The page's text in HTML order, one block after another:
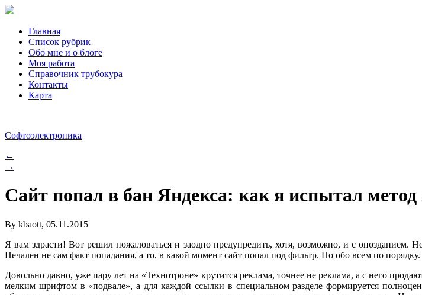
Главная
Список рубрик
Обо мне и о блоге
Моя работа
Справочник трубокура
Контакты
Карта
Софтоэлектроника
←
→
Сайт попал в бан Яндекса: как я испытал
By kbaott, 05.11.2015
Я вам здрасти! Вот решил пожаловаться и заодно предупредить, хотя, возможно, и с
Печален не сам факт попадания, а то, в какой момент сайт попал под фильтр. Но обо всем по порядку.
Довольно давно, уже пару лет на «Технотроне» крутится реклама, точнее не реклама, а с него
мелким шрифтом в «подвале», а для каждой ссылки в специальном разделе формируется